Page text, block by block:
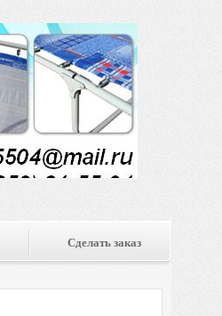
Сделать заказ